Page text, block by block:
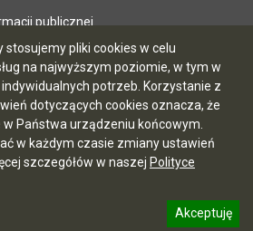
stosujemy pliki cookies w celu
na najwyższym poziomie, w tym w
potrzeb. Korzystanie z
dotyczących cookies oznacza, że
Państwa urządzeniu końcowym.
w każdym czasie zmiany ustawień
szczegółów w naszej Polityce
Akceptuję
publicznej
BIP: 03.08.2026 13:09
i hosting: Logonet Sp. z o.o. w Bydgoszczy